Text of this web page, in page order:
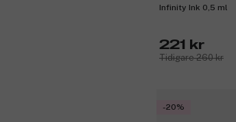
Infinity Ink 0,5 ml
221 kr
Tidigare 260 kr
-20%